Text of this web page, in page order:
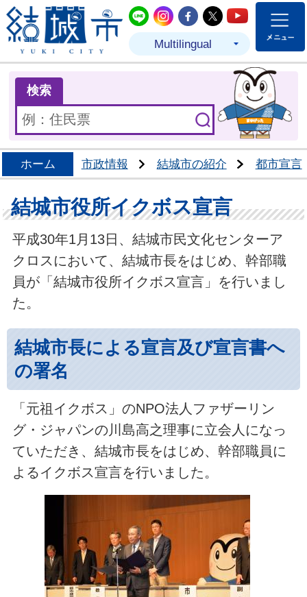
結城市公式LINE
結城市公式Instagram
結城市公式
結城市公式
結城市
Multilingual
検索
ホーム 市政情報 結城市の紹介 都市宣言
結城市役所イクボス宣言
平成30年1月13日、結城市民文化センターア
クロスにおいて、結城市長をはじめ、幹部職
員が「結城市役所イクボス宣言」を行いまし
た。
結城市長による宣言及び宣言書へ
の署名
「元祖イクボス」のNPO法人ファザーリン
グ・ジャパンの川島高之理事に立会人になっ
ていただき、結城市長をはじめ、幹部職員に
よるイクボス宣言を行いました。